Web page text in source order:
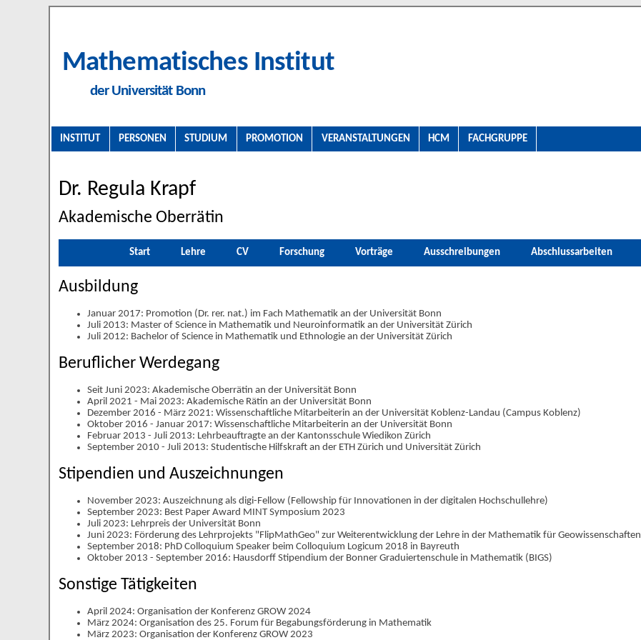
Mathematisches Institut
der Universität Bonn
INSTITUT PERSONEN STUDIUM PROMOTION VERANSTALTUNGEN HCM FACHGRUPPE
Dr. Regula Krapf
Akademische Oberrätin
Start Lehre CV Forschung Vorträge Ausschreibungen Abschlussarbeiten
Ausbildung
Januar 2017: Promotion (Dr. rer. nat.) im Fach Mathematik an der Universität Bonn
Juli 2013: Master of Science in Mathematik und Neuroinformatik an der Universität Zürich
Juli 2012: Bachelor of Science in Mathematik und Ethnologie an der Universität Zürich
Beruflicher Werdegang
Seit Juni 2023: Akademische Oberrätin an der Universität Bonn
April 2021 - Mai 2023: Akademische Rätin an der Universität Bonn
Dezember 2016 - März 2021: Wissenschaftliche Mitarbeiterin an der Universität Koblenz-Landau (Campus Koblenz)
Oktober 2016 - Januar 2017: Wissenschaftliche Mitarbeiterin an der Universität Bonn
Februar 2013 - Juli 2013: Lehrbeauftragte an der Kantonsschule Wiedikon Zürich
September 2010 - Juli 2013: Studentische Hilfskraft an der ETH Zürich und Universität Zürich
Stipendien und Auszeichnungen
November 2023: Auszeichnung als digi-Fellow (Fellowship für Innovationen in der digitalen Hochschullehre)
September 2023: Best Paper Award MINT Symposium 2023
Juli 2023: Lehrpreis der Universität Bonn
Juni 2023: Förderung des Lehrprojekts "FlipMathGeo" zur Weiterentwicklung der Lehre in der Mathematik für Geowissenschaften
September 2018: PhD Colloquium Speaker beim Colloquium Logicum 2018 in Bayreuth
Oktober 2013 - September 2016: Hausdorff Stipendium der Bonner Graduiertenschule in Mathematik (BIGS)
Sonstige Tätigkeiten
April 2024: Organisation der Konferenz GROW 2024
März 2024: Organisation des 25. Forum für Begabungsförderung in Mathematik
März 2023: Organisation der Konferenz GROW 2023